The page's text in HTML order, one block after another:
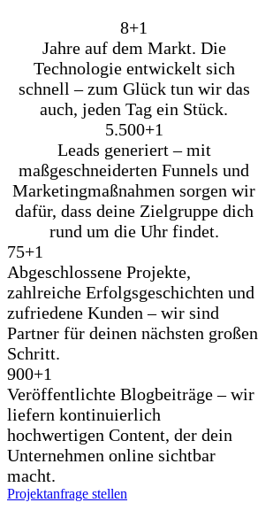
8+1
Jahre auf dem Markt. Die
Technologie entwickelt sich
schnell – zum Glück tun wir das
auch, jeden Tag ein Stück.
5.500+1
Leads generiert – mit
maßgeschneiderten Funnels und
Marketingmaßnahmen sorgen wir
dafür, dass deine Zielgruppe dich
rund um die Uhr findet.
75+1
Abgeschlossene Projekte,
zahlreiche Erfolgsgeschichten und
zufriedene Kunden – wir sind
Partner für deinen nächsten großen
Schritt.
900+1
Veröffentlichte Blogbeiträge – wir
liefern kontinuierlich
hochwertigen Content, der dein
Unternehmen online sichtbar
macht.
Projektanfrage stellen